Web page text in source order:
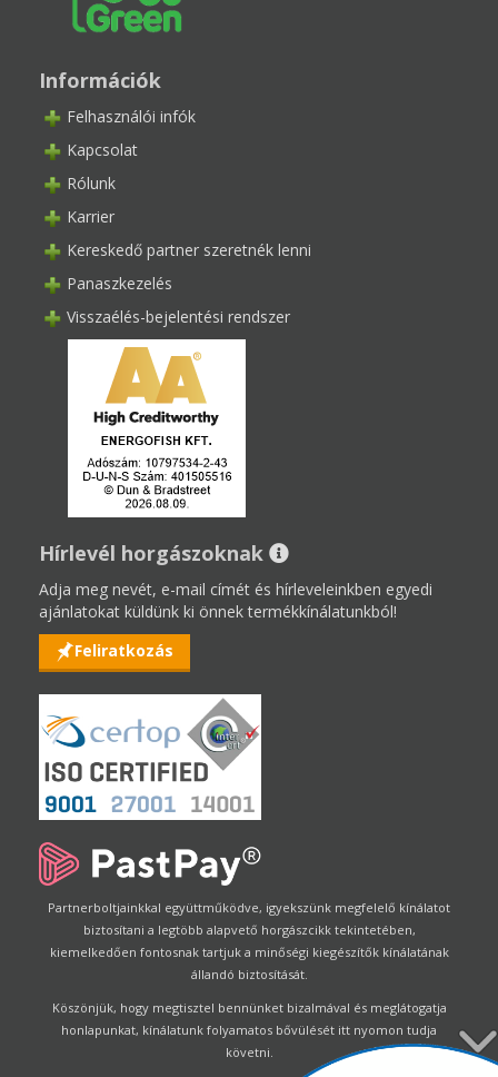
Információk
Felhasználói infók
Kapcsolat
Rólunk
Karrier
Kereskedő partner szeretnék lenni
Panaszkezelés
Visszaélés-bejelentési rendszer
Hírlevél horgászoknak
Adja meg nevét, e-mail címét és hírleveleinkben egyedi
ajánlatokat küldünk ki önnek termékkínálatunkból!
Feliratkozás
Partnerboltjainkkal együttműködve, igyekszünk megfelelő kínálatot
biztosítani a legtöbb alapvető horgászcikk tekintetében,
kiemelkedően fontosnak tartjuk a minőségi kiegészítők kínálatának
állandó biztosítását.
Köszönjük, hogy megtisztel bennünket bizalmával és meglátogatja
honlapunkat, kínálatunk folyamatos bővülését itt nyomon tudja
követni.